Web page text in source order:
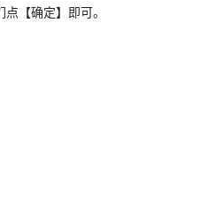
【确定】即可。